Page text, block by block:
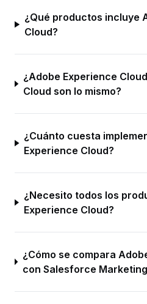
¿Qué productos incluye
Cloud?
¿Adobe Experience
Cloud son lo mismo?
¿Cuánto cuesta
Experience Cloud?
¿Necesito todos los
Experience Cloud?
¿Cómo se compara
con Salesforce